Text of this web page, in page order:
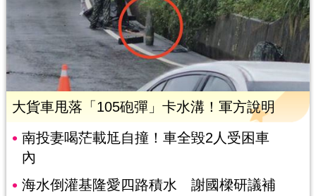
大貨車甩落「105砲彈」卡水溝！軍方說明
南投妻喝茫載尪自撞！車全毀2人受困車
內
海水倒灌基隆愛四路積水 謝國樑研議補